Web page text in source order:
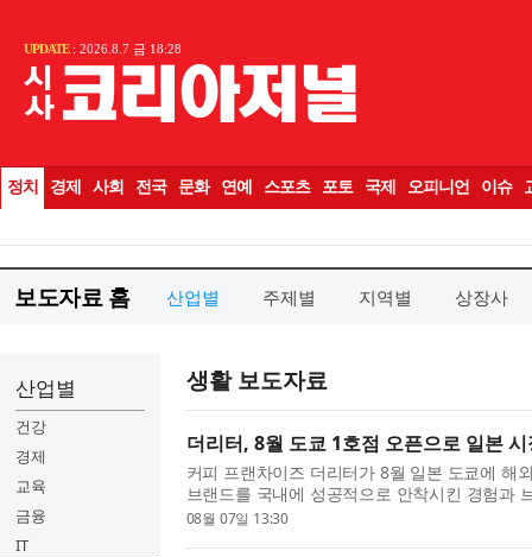
보도자료 홈 산업별 주제별 지역별 상장사
산업별
건강
경제
교육
금융
IT
생활 보도자료
더리터, 8월 도쿄 1호점 오픈으로 일본
커피 프랜차이즈 더리터가 8월 일본 도쿄에 해
브랜드를 국내에 성공적으로 안착시킨 경험과
실행력을 갖춘 임원진이 직접 주도한다는 점에
08월 07일 13:30